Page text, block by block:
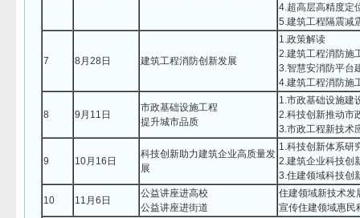
4.超高层高精度定
5.建筑工程隔震减
7 8月28日 建筑工程消防创新发展
1.政策解读
2.建筑工程消防施
3.智慧安消防平台
4.建筑工程消防施
8 9月11日
市政基础设施工程
提升城市品质
1.市政基础设施建
2.科技创新推动市
3.市政工程新技术
9 10月16日
科技创新助力建筑企业高质量发
展
1.科技创新体系研
2.建筑企业科技创
3.住建领域科技创
10 11月6日
公益讲座进高校
公益讲座进街道
住建领域新技术发
宣传住建领域惠民